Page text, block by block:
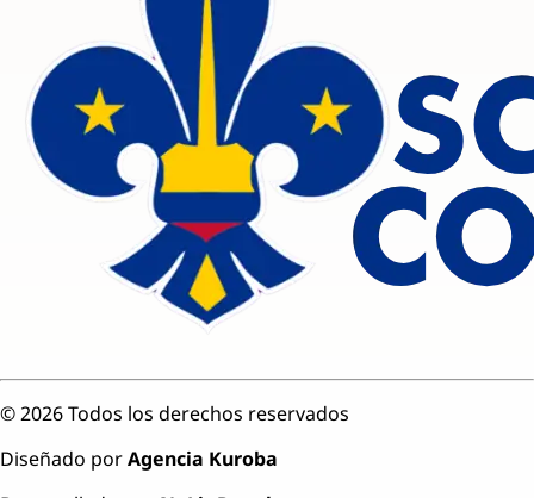
©2026Todos los derechos reservados
Diseñado porAgencia Kuroba